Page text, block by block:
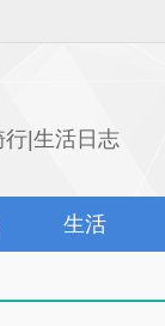
行|生活日志
生活